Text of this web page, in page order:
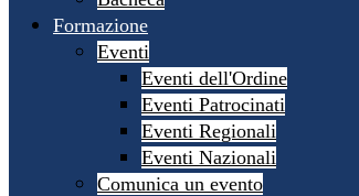
Formazione
Eventi
Eventi dell'Ordine
Eventi Patrocinati
Eventi Regionali
Eventi Nazionali
Comunica un evento